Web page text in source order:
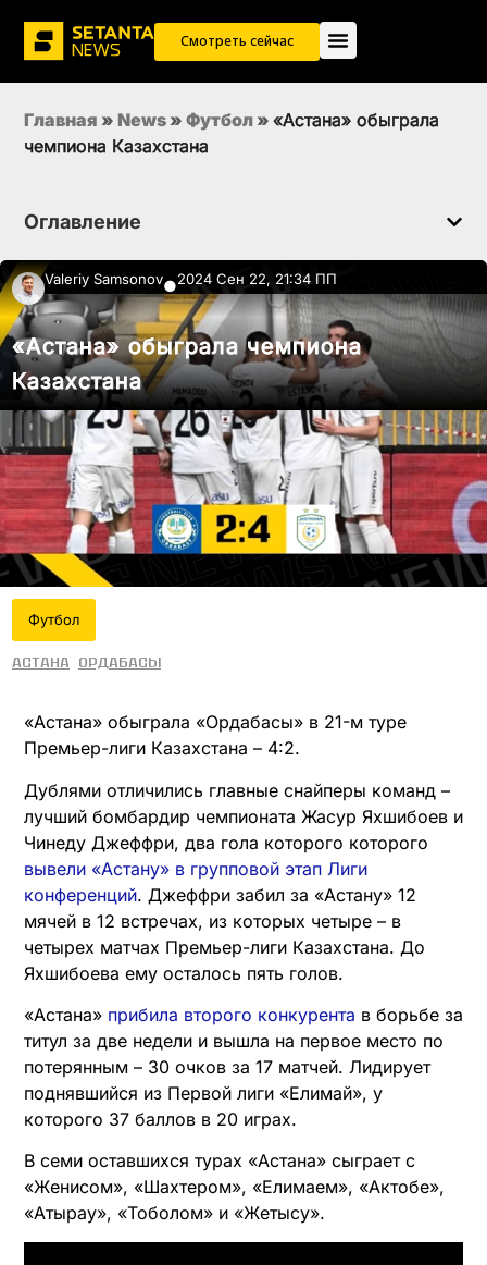
Смотреть сейчас
Главная » News » Футбол » «Астана» обыграла
чемпиона Казахстана
Оглавление
Valeriy Samsonov●2024 Сен 22, 21:34 ПП
«Астана» обыграла чемпиона
Казахстана
Футбол
Астана Ордабасы
«Астана» обыграла «Ордабасы» в 21-м туре
Премьер-лиги Казахстана – 4:2.
Дублями отличились главные снайперы команд –
лучший бомбардир чемпионата Жасур Яхшибоев и
Чинеду Джеффри, два гола которого которого
вывели «Астану» в групповой этап Лиги
конференций. Джеффри забил за «Астану» 12
мячей в 12 встречах, из которых четыре – в
четырех матчах Премьер-лиги Казахстана. До
Яхшибоева ему осталось пять голов.
«Астана» прибила второго конкурента в борьбе за
титул за две недели и вышла на первое место по
потерянным – 30 очков за 17 матчей. Лидирует
поднявшийся из Первой лиги «Елимай», у
которого 37 баллов в 20 играх.
В семи оставшихся турах «Астана» сыграет с
«Женисом», «Шахтером», «Елимаем», «Актобе»,
«Атырау», «Тоболом» и «Жетысу».